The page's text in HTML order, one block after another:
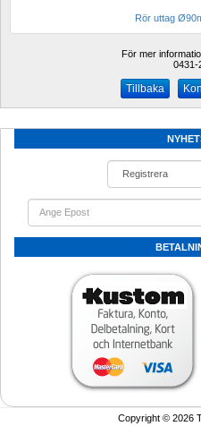
Rör uttag
För mer
0431-
Copyright © 2026